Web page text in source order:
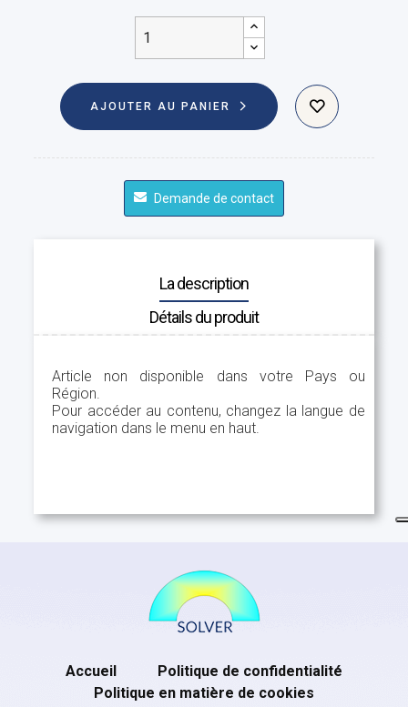
AJOUTER AU PANIER
Demande de contact
La description
Détails du produit
Article non disponible dans votre Pays ou
Région.
Pour accéder au contenu, changez la langue de
navigation dans le menu en haut.
Accueil
Politique de confidentialité
Politique en matière de cookies